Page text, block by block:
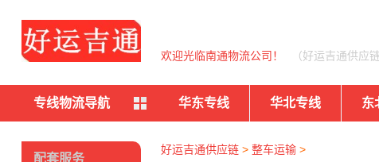
欢迎光临南通物流公司！ （好运吉通供应
专线物流导航 华东专线 华北专线 东
好运吉通供应链> 整车运输>
配套服务